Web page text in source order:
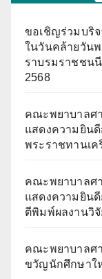
ขอเชิญร่วมบริจ
ในวันคล้ายวัน
ราบรมราชชน
2568
คณะพยาบาลศ
แสดงความยิน
พระราชทานเ
คณะพยาบาลศ
แสดงความยิน
ตีพิมพ์ผลงานวิจั
คณะพยาบาลศ
ขวัญนักศึกษาใ